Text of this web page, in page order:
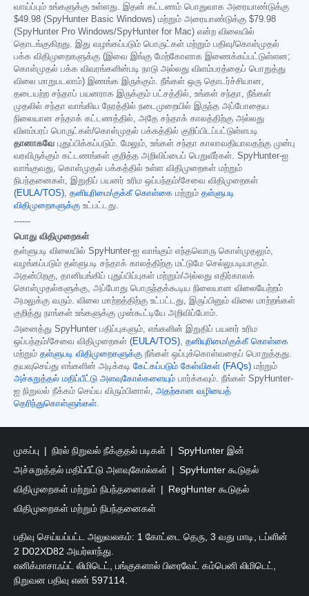
வாய்ப்பும் உங்களுக்கு உள்ளது. இதன் கட்டணம் பொதுவாக அரையாண்டுக்கு
$49.98 (SpyHunter Basic Windows) மற்றும் அரையாண்டுக்கு $79.98
(SpyHunter Pro Windows/SpyHunter for Mac) என்ற விலையில்
தொடங்குகிறது. இது வழங்கப்படும் பொருட்கள் மற்றும் பதிவு/கொள்முதல்
பக்க விதிமுறைகளுக்கு (இவை இங்கு மேற்கோளாக இணைக்கப்பட்டுள்ளன;
கொள்முதல் பக்க விவரங்களின்படி நாடு அல்லது விளம்பரத்தைப் பொறுத்து
விலை மாறுபடலாம்) இணங்க இருக்கும். நீங்கள் ஒரு தொடர்ச்சியான,
தடையற்ற சந்தாப் பயனராக இருக்கும் பட்சத்தில், உங்கள் சந்தா, நீங்கள்
முதலில் சந்தா வாங்கிய நேரத்தில் நடைமுறையில் இருந்த அப்போதைய
நிலையான சந்தாக் கட்டணத்தில், அதே சந்தாக் காலத்திற்கு அல்லது
விளம்பரப் பொருட்கள்/கொள்முதல் பக்கத்தில் குறிப்பிடப்பட்டுள்ளபடி
தானாகவே புதுப்பிக்கப்படும். மேலும், உங்கள் சந்தா காலாவதியாவதற்கு முன்பு
வரவிருக்கும் கட்டணங்கள் குறித்த அறிவிப்பைப் பெறுவீர்கள். SpyHunter-ஐ
வாங்குவது, கொள்முதல் பக்கத்தில் உள்ள விதிமுறைகள் மற்றும்
நிபந்தனைகள், இறுதிப் பயனர் உரிம ஒப்பந்தம்/சேவை விதிமுறைகள்
(EULA/TOS), தனியுரிமை/குக்கீ கொள்கை மற்றும் தள்ளுபடி
விதிமுறைகளுக்கு உட்பட்டது.
------
பொது விதிமுறைகள்
தள்ளுபடி விலையில் SpyHunter-ஐ வாங்கும் எந்தவொரு கொள்முதலும்,
வழங்கப்படும் தள்ளுபடி சந்தாக் காலத்திற்கு மட்டுமே செல்லுபடியாகும்.
அதன்பிறகு, தானியங்கிப் புதுப்பிப்புகள் மற்றும்/அல்லது எதிர்காலக்
கொள்முதல்களுக்கு, அப்போது பொருந்தக்கூடிய நிலையான விலையேற்றம்
அமலுக்கு வரும். விலை மாற்றத்திற்கு உட்பட்டது, இருப்பினும் விலை மாற்றங்கள்
குறித்து நாங்கள் உங்களுக்கு முன்கூட்டியே அறிவிப்போம்.
அனைத்து SpyHunter பதிப்புகளும், எங்களின் இறுதிப் பயனர் உரிம
ஒப்பந்தம்/சேவை விதிமுறைகள் (EULA/TOS), தனியுரிமை/குக்கீ கொள்கை
மற்றும் தள்ளுபடி விதிமுறைகளுக்கு நீங்கள் ஒப்புக்கொள்வதைப் பொறுத்தது.
தயவுசெய்து எங்களின் அடிக்கடி கேட்கப்படும் கேள்விகள் (FAQs) மற்றும்
அச்சுறுத்தல் மதிப்பீட்டு அளவுகோல்களையும் பார்க்கவும். நீங்கள் SpyHunter-
ஐ நிறுவல் நீக்கம் செய்ய விரும்பினால், அதற்கான வழியைத்
தெரிந்துகொள்ளுங்கள்.
முகப்பு நிரல் நிறுவல் நீக்குதல் படிகள்
SpyHunter இன்
அச்சுறுத்தல் மதிப்பீட்டு அளவுகோல்கள்
SpyHunter கூடுதல்
விதிமுறைகள் மற்றும் நிபந்தனைகள்
RegHunter கூடுதல்
விதிமுறைகள் மற்றும் நிபந்தனைகள்
பதிவு செய்யப்பட்ட அலுவலகம்: 1 கோட்டை தெரு, 3 வது மாடி, டப்ளின்
2 D02XD82 அயர்லாந்து.
எனிக்மாசாஃப்ட் லிமிடெட், பங்குகளால் பிரைவேட் கம்பெனி லிமிடெட்,
நிறுவன பதிவு எண் 597114.